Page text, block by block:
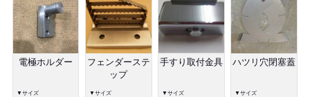
電極ホルダー
▼サイズ
フェンダーステ
ップ
▼サイズ
手すり取付金具
▼サイズ
ハツリ穴閉塞蓋
▼サイズ